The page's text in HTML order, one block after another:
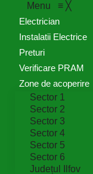
Menu ≡ ╳
Electrician
Instalatii Electrice
Preturi
Verificare PRAM
Zone de acoperire
Sector 1
Sector 2
Sector 3
Sector 4
Sector 5
Sector 6
Județul Ilfov